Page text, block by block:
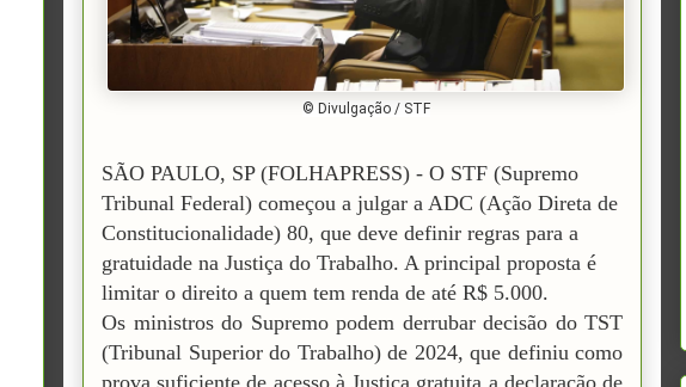
© Divulgação / STF
SÃO PAULO, SP (FOLHAPRESS) - O STF (Supremo
Tribunal Federal) começou a julgar a ADC (Ação Direta de
Constitucionalidade) 80, que deve definir regras para a
gratuidade na Justiça do Trabalho. A principal proposta é
limitar o direito a quem tem renda de até R$ 5.000.
Os ministros do Supremo podem derrubar decisão do TST
(Tribunal Superior do Trabalho) de 2024, que definiu como